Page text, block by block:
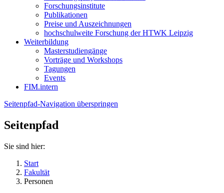
Forschungsinstitute
Publikationen
Preise und Auszeichnungen
hochschulweite Forschung der HTWK Leipzig
Weiterbildung
Masterstudiengänge
Vorträge und Workshops
Tagungen
Events
FIM.intern
Seitenpfad-Navigation überspringen
Seitenpfad
Sie sind hier:
Start
Fakultät
Personen